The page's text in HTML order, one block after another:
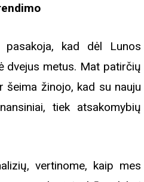
pasakoja, kad dėl Lunos
dvejus metus. Mat patirčių
šeima žinojo, kad su nauju
tiek atsakomybių
vertinome, kaip mes